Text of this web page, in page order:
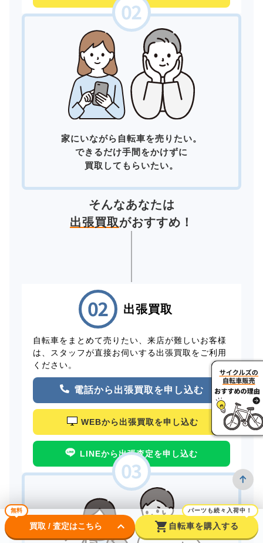
家にいながら自転車を売りたい。
できるだけ手間をかけずに
買取してもらいたい。
そんなあなたは
出張買取がおすすめ！
出張買取
自転車をまとめて売りたい、来店が難しいお客様
は、スタッフが直接お伺いする出張買取をご利用
ください。
電話から出張買取を申し込む
WEBから出張買取を申し込む
LINEから出張査定を申し込む
無料
買取 / 査定はこちら keyboard_arrow_down shopping_cart
パーツも続々入荷中！
自転車を購入する